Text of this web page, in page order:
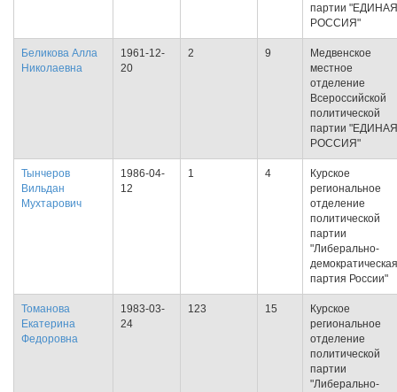
партии "ЕДИНАЯ
РОССИЯ"
Беликова Алла
Николаевна
1961-12-
20
2 9
Медвенское
местное
отделение
Всероссийской
политической
партии "ЕДИНАЯ
РОССИЯ"
Тынчеров
Вильдан
Мухтарович
1986-04-
12
1 4
Курское
региональное
отделение
политической
партии
"Либерально-
демократическая
партия России"
Томанова
Екатерина
Федоровна
1983-03-
24
123 15
Курское
региональное
отделение
политической
партии
"Либерально-